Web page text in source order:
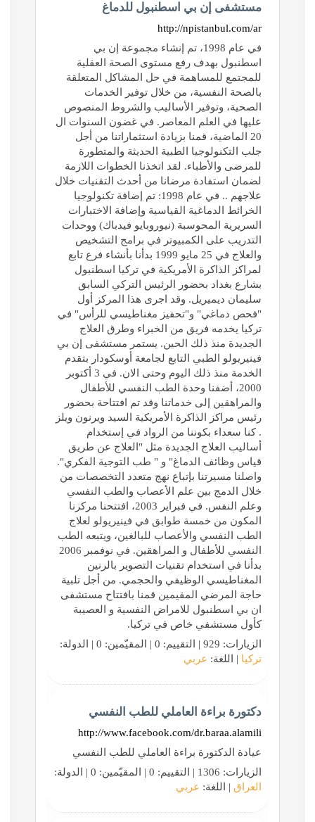
مستشفى إن بي اسطنبول للدماغ
http://npistanbul.com/ar
في عام 1998، تم إنشاء مجموعة إن بي
اسطنبول بهدف رفع مستوى الصحة العقلية
للمجتمع للمساهمة في حل المشاكل المتعلقة
بالصحة النفسية، من خلال توفير الخدمات
الصحية، وتوفير الأساليب والشروط المنصوص
عليها في العلم المعاصر. في غضون السنوات ال
20 الماضية، قمنا بزيادة استثماراتنا من أجل
جلب التكنولوجيا الطبية الحديثة والمتطورة
للمرضى والأطباء. لقد اتخذنا الخطوات اللازمة
لضمان استفادة مرضانا من أحدث التقنيات خلال
علاجهم .. في عام 1998: تم إضافة تكنولوجيا
الخرائط الدماغية القياسية وإضافة الاختبارات
السريرية المحوسبة (نيوروبايو فيدباك) ووحدات
التدريب على الكمبيوتر في برامج التشخيص
والعلاج في 25 مايو 1999 بدأنا بأنشاء فرع تابع
لمراكز الذاكرة الأمريكية في تركيا اسطنبول
بشارع بغداد بحضور الرئيس التركي السابق
سليمان ديميريل. وقد اجرى هذا المركز أول
"فحص دماغي" و"تحفيز مغناطيسي للرأس" في
تركيا يخدمه فريق من الخبراء وطرق العلاج
الجديدة منذ ذلك الحين. يستمر مستشفى إن بي
فينيريولو الطبي التابع لجامعة أوسكودار بتقدم
الخدمة منذ ذلك اليوم وحتى الان. في 3 أكتوبر
2000، أضفنا وحدة الطب النفسي للأطفال
والمراهقين إلى خدماتنا وقد تم افتتاحة بحضور
رئيس مراكز الذاكرة الأمريكية السيد ويرنون ويلز
. كنا سعداء بكوننا من الرواد في إستخدام
أساليب العلاج الجديدة مثل "العلاج عن طريق
قياس وظائف الدماغ" و " طب التوجية الفكري".
واصلنا مسيرتنا بإتباع نهج متعدد التخصصات من
خلال الدمج بين علم الأعصاب والطب النفسي
وعلم النفس. في فبراير 2003، افتتحنا مركزنا
المكون من خمسة طوابق في فينيريولو لعلاج
الطب النفسي والأعصاب للبالغين، ويتبعه الطب
النفسي للأطفال و المراهقين. في نوفمبر 2006
بدأنا في استخدام تقنيات التصوير بالرنين
المغناطيسي الوظيفي والحجمي. من أجل تلبية
حاجة المرضي المقيمين قمنا بافتتاح مستشفى
ان بي اسطنبول للامراض النفسية و العصيبة
كأول مستشفي خاص في تركيا.
الزيارات: 929 | التقييم: 0 | المقيّمين: 0 | الدولة:
تركيا | اللغة: عربي
دكتورة براءة العاملي للطب النفسي
http://www.facebook.com/dr.baraa.alamili
عيادة الدكتورة براءة العاملي للطب النفسي
الزيارات: 1306 | التقييم: 0 | المقيّمين: 0 | الدولة:
العراق | اللغة: عربي